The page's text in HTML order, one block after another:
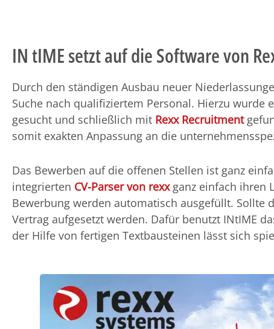
IN tIME setzt auf die Software von
Durch den ständigen Ausbau neuer
Suche nach qualifiziertem Personal. Hierzu
gesucht und schließlich mit Rexx Recruitment
somit exakten Anpassung an die
Das Bewerben auf die offenen Stellen ist ganz
integrierten CV-Parser von rexxganz einfach ihren
Bewerbung werden automatisch ausgefüllt. Sollte
Vertrag aufgesetzt werden. Dafür benutzt INtIME
der Hilfe von fertigen Textbausteinen lässt sich